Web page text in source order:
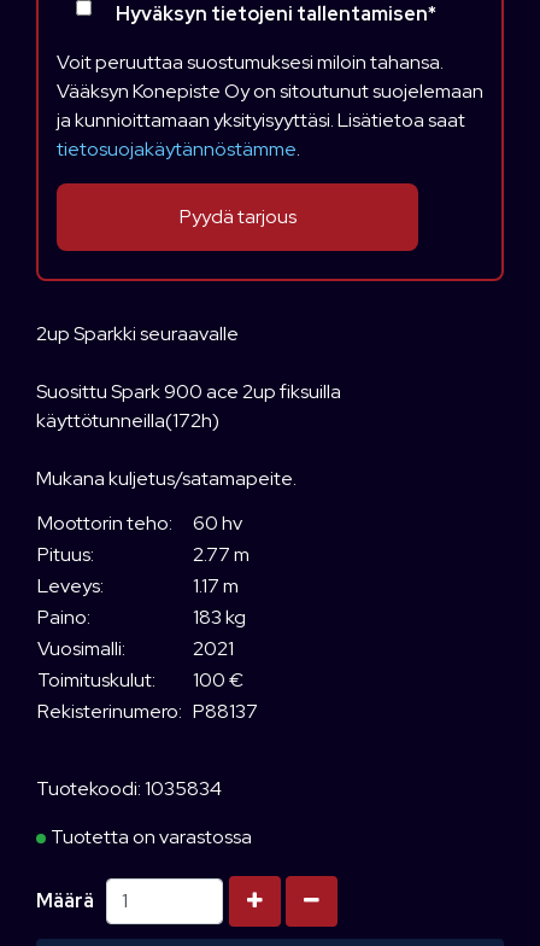
Hyväksyn tietojeni tallentamisen*
Voit peruuttaa suostumuksesi miloin tahansa.
Vääksyn Konepiste Oy on sitoutunut suojelemaan
ja kunnioittamaan yksityisyyttäsi. Lisätietoa saat
tietosuojakäytännöstämme.
2up Sparkki seuraavalle
Suosittu Spark 900 ace 2up fiksuilla
käyttötunneilla(172h)
Mukana kuljetus/satamapeite.
Moottorin teho:
60 hv
Pituus:
2.77 m
Leveys:
1.17 m
Paino:
183 kg
Vuosimalli:
2021
Toimituskulut:
100 €
Rekisterinumero: P88137
Tuotekoodi: 1035834
Tuotetta on varastossa
Määrä Kasvata määrää
Vähennä määrää